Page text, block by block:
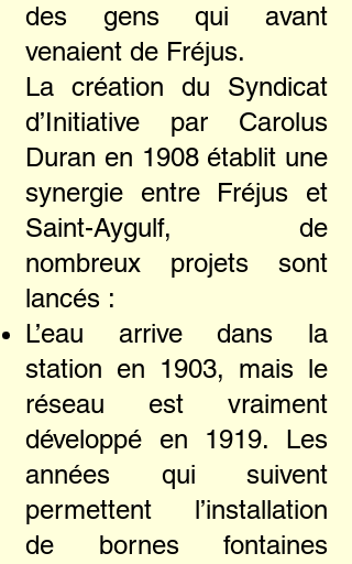
des gens qui avant
venaient de Fréjus.
La création du Syndicat
d’Initiative par Carolus
Duran en 1908 établit une
synergie entre Fréjus et
Saint-Aygulf, de
nombreux projets sont
lancés :
L’eau arrive dans la
station en 1903, mais le
réseau est vraiment
développé en 1919. Les
années qui suivent
permettent l’installation
de bornes fontaines